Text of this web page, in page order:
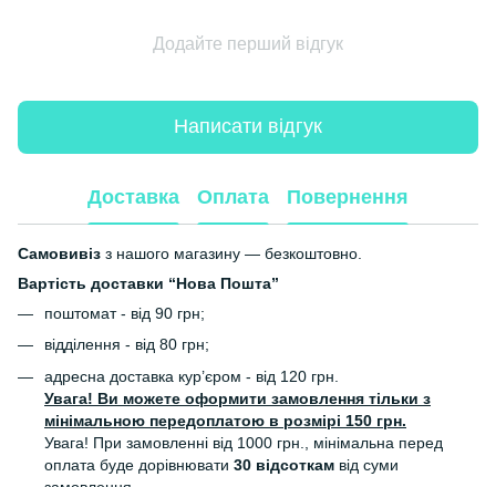
Додайте перший відгук
Написати відгук
Доставка Оплата Повернення
Самовивіз з нашого магазину — безкоштовно.
Вартість доставки “Нова Пошта”
поштомат - від 90 грн;
відділення - від 80 грн;
адресна доставка кур’єром - від 120 грн.
Увага! Ви можете оформити замовлення тільки з
мінімальною передоплатою в розмірі 150 грн.
Увага! При замовленні від 1000 грн., мінімальна перед
оплата буде дорівнювати 30 відсоткам від суми